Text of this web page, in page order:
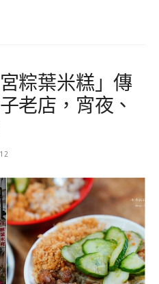
粽葉米糕」傳
老店，宵夜、